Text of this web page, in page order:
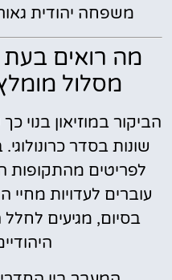
משפחה יהודית
מה רואים בעת
מסלול
הביקור במוזיאון בנוי
שונות בסדר
לפריטים מהתקופות
עוברים לעדויות מחיי
בסיום, מגיעים